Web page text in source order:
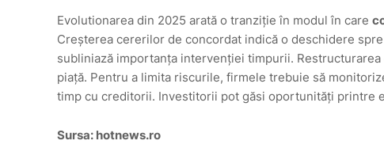
Evolutionarea din 2025 arată o tranziție în modul în care
Creșterea cererilor de concordat indică o deschidere
subliniază importanța intervenției timpurii.
piață. Pentru a limita riscurile, firmele trebuie să
timp cu creditorii. Investitorii pot găsi oportunități printre
Sursa: hotnews.ro